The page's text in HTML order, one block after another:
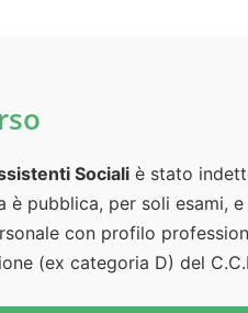
Sociali è stato
pubblica, per soli esami,
con profilo
(ex categoria D) del